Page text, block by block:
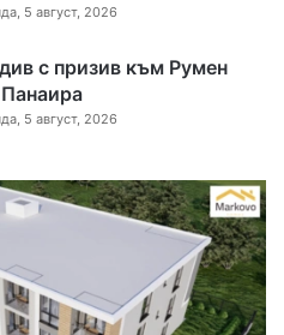
5 август, 2026
с призив към Румен
5 август, 2026